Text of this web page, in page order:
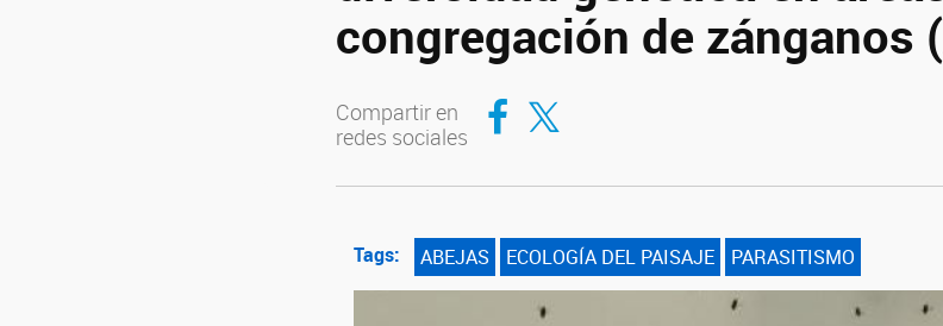
congregación de zánganos
Compartir en
redes sociales
Compartir en Facebook
Compartir en Twitter
Tags: ABEJAS ECOLOGÍA DEL PAISAJE PARASITISMO